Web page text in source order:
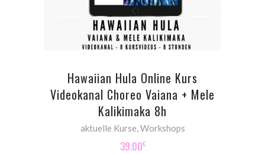
Hawaiian Hula Online Kurs
Videokanal Choreo Vaiana + Mele
Kalikimaka 8h
aktuelle Kurse,Workshops
39.00€